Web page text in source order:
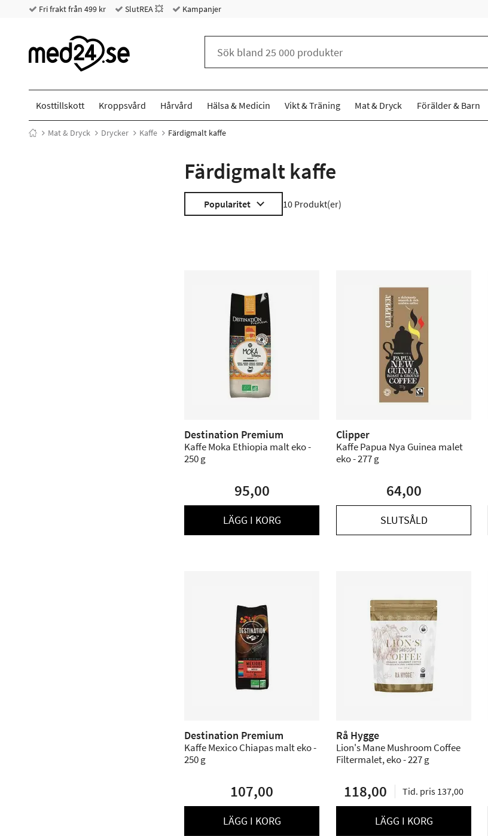
Fri frakt från 499 kr SlutREA 💥 Kampanjer
Kosttillskott Kroppsvård Hårvård Hälsa & Medicin Vikt & Träning Mat & Dryck Förälder & Barn
Mat & Dryck Drycker Kaffe Färdigmalt kaffe
Färdigmalt kaffe
Popularitet 10 Produkt(er)
Destination Premium
Kaffe Moka Ethiopia malt eko -
250 g
95,00
LÄGG I KORG
Clipper
Kaffe Papua Nya Guinea malet
eko - 277 g
64,00
SLUTSÅLD
Destination Premium
Kaffe Mexico Chiapas malt eko -
250 g
107,00
LÄGG I KORG
Rå Hygge
Lion's Mane Mushroom Coffee
Filtermalet, eko - 227 g
118,00 Tid. pris 137,00
LÄGG I KORG